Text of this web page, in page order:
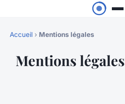
Accueil › Mentions légales
Mentions légales